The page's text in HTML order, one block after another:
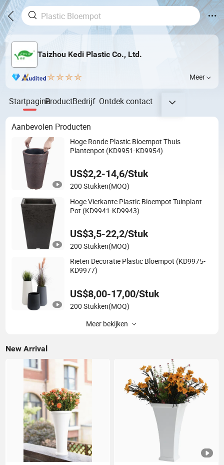
Taizhou Kedi Plastic Co., Ltd.
Meer
StartpaginaProductBedrijf Ontdekcontact
Aanbevolen Producten
Hoge Ronde Plastic Bloempot Thuis
Plantenpot (KD9951-KD9954)
US$2,2-14,6/Stuk
200 Stukken(MOQ)
Hoge Vierkante Plastic Bloempot Tuinplant
Pot (KD9941-KD9943)
US$3,5-22,2/Stuk
200 Stukken(MOQ)
Rieten Decoratie Plastic Bloempot (KD9975-
KD9977)
US$8,00-17,00/Stuk
200 Stukken(MOQ)
Meer bekijken
New Arrival